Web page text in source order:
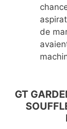
de
GT